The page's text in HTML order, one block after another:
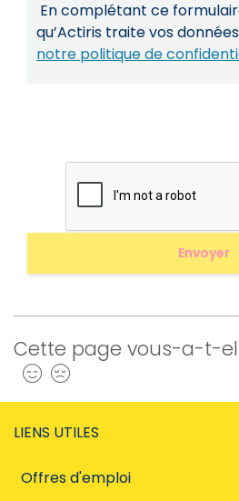
En complétant ce
qu’Actiris traite vos
notre politique de
Cette page vous-a-t-
Oui
LIENS UTILES
Offres d'emploi